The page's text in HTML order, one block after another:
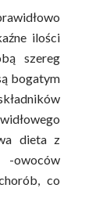
ilości
szereg
bogatym
dieta z
owoców
co